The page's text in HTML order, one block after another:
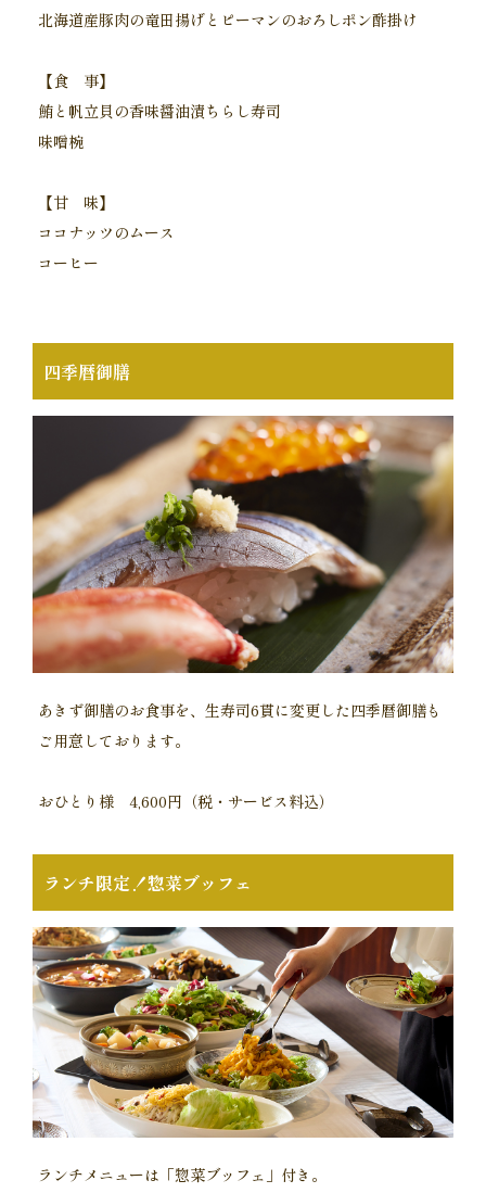
北海道産豚肉の竜田揚げとピーマンのおろしポン酢掛け
【食 事】
鮪と帆立貝の香味醤油漬ちらし寿司
味噌椀
【甘 味】
ココナッツのムース
コーヒー
四季暦御膳
あきず御膳のお食事を、生寿司6貫に変更した四季暦御膳も
ご用意しております。
おひとり様 4,600円（税・サービス料込）
ランチ限定！惣菜ブッフェ
ランチメニューは「惣菜ブッフェ」付き。